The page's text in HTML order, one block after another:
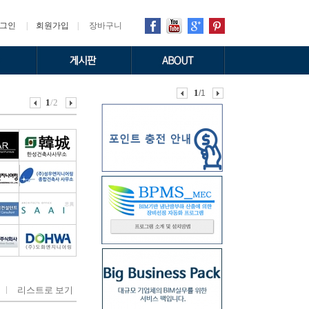
인 회원가입 장바구니
1/2
2/2
리스트로 보기
1/1